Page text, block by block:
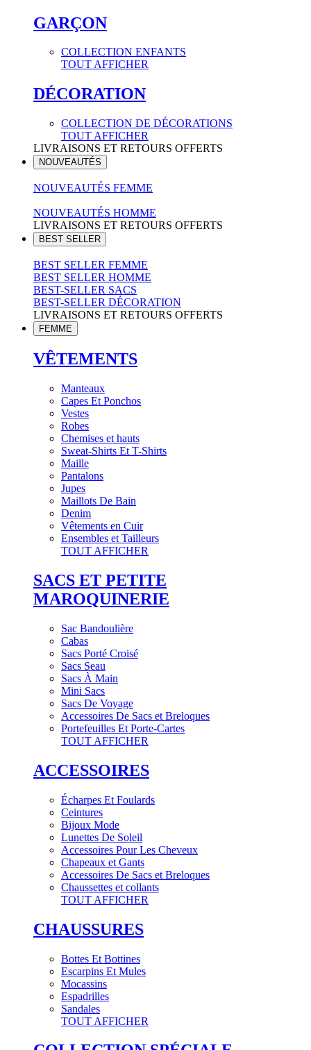
GARÇON
COLLECTION ENFANTS
TOUT AFFICHER
DÉCORATION
COLLECTION DE DÉCORATIONS
TOUT AFFICHER
LIVRAISONS ET RETOURS OFFERTS
NOUVEAUTÉS
NOUVEAUTÉS FEMME
NOUVEAUTÉS HOMME
LIVRAISONS ET RETOURS OFFERTS
BEST SELLER
BEST SELLER FEMME
BEST SELLER HOMME
BEST-SELLER SACS
BEST-SELLER DÉCORATION
LIVRAISONS ET RETOURS OFFERTS
FEMME
VÊTEMENTS
Manteaux
Capes Et Ponchos
Vestes
Robes
Chemises et hauts
Sweat-Shirts Et T-Shirts
Maille
Pantalons
Jupes
Maillots De Bain
Denim
Vêtements en Cuir
Ensembles et Tailleurs
TOUT AFFICHER
SACS ET PETITE
MAROQUINERIE
Sac Bandoulière
Cabas
Sacs Porté Croisé
Sacs Seau
Sacs À Main
Mini Sacs
Sacs De Voyage
Accessoires De Sacs et Breloques
Portefeuilles Et Porte-Cartes
TOUT AFFICHER
ACCESSOIRES
Écharpes Et Foulards
Ceintures
Bijoux Mode
Lunettes De Soleil
Accessoires Pour Les Cheveux
Chapeaux et Gants
Accessoires De Sacs et Breloques
Chaussettes et collants
TOUT AFFICHER
CHAUSSURES
Bottes Et Bottines
Escarpins Et Mules
Mocassins
Espadrilles
Sandales
TOUT AFFICHER